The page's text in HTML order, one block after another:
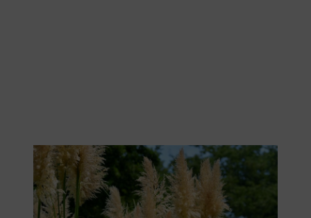
Das üppige Pampasgras ist ein perfekter Sichtschutz.